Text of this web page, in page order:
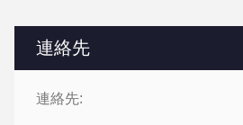
連絡先
連絡先: